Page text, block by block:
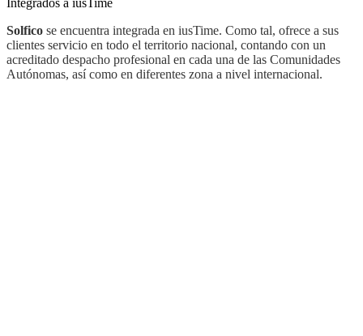
Integrados a iusTime
Solfico se encuentra integrada en iusTime. Como tal, ofrece a sus
clientes servicio en todo el territorio nacional, contando con un
acreditado despacho profesional en cada una de las Comunidades
Autónomas, así como en diferentes zona a nivel internacional.